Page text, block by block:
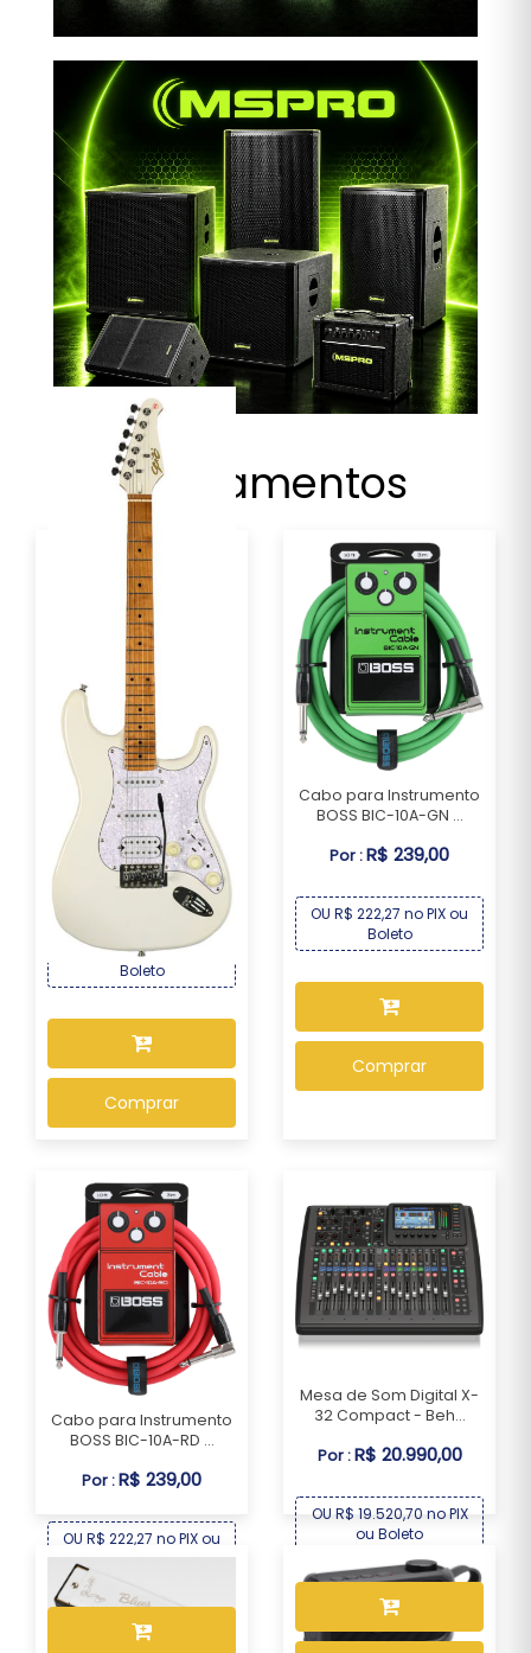
Lançamentos
Guitarra Seizi Multi Smart
Pearl White...
R$ 2.169,00
OU R$ 2.017,17 no PIX ou
Boleto
Comprar
Cabo para Instrumento
BOSS BIC-10A-GN ...
Por :R$ 239,00
OU R$ 222,27 no PIX ou
Boleto
Comprar
Cabo para Instrumento
BOSS BIC-10A-RD ...
Por :R$ 239,00
OU R$ 222,27 no PIX ou
Boleto
Mesa de Som Digital X-
32 Compact - Beh...
Por :R$ 20.990,00
OU R$ 19.520,70 no PIX
ou Boleto